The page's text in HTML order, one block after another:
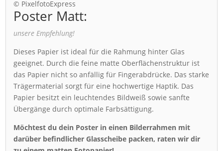
© PixelfotoExpress
Poster Matt:
unsere Empfehlung!
Dieses Papier ist ideal für die Rahmung hinter Glas
geeignet. Durch die feine matte Oberflächenstruktur ist
das Papier nicht so anfällig für Fingerabdrücke. Das starke
Trägermaterial sorgt für eine hochwertige Haptik. Das
Papier besitzt ein leuchtendes Bildweiß sowie sanfte
Übergänge durch optimale Farbsättigung.
Möchtest du dein Poster in einen Bilderrahmen mit
darüber befindlicher Glasscheibe packen, raten wir dir